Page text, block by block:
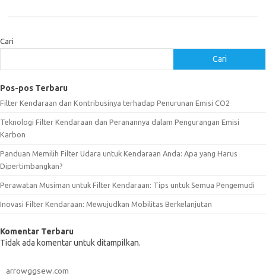
Cari
Cari
Pos-pos Terbaru
Filter Kendaraan dan Kontribusinya terhadap Penurunan Emisi CO2
Teknologi Filter Kendaraan dan Peranannya dalam Pengurangan Emisi
Karbon
Panduan Memilih Filter Udara untuk Kendaraan Anda: Apa yang Harus
Dipertimbangkan?
Perawatan Musiman untuk Filter Kendaraan: Tips untuk Semua Pengemudi
Inovasi Filter Kendaraan: Mewujudkan Mobilitas Berkelanjutan
Komentar Terbaru
Tidak ada komentar untuk ditampilkan.
arrowggsew.com